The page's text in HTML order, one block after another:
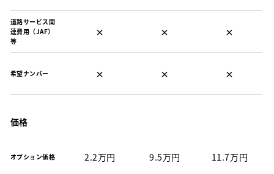
道路サービス関
連費用（JAF）
等
× × ×
希望ナンバー × × ×
価格
オプション価格 2.2万円 9.5万円 11.7万円